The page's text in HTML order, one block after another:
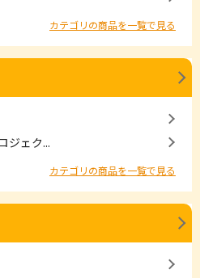
カテゴリの商品を一覧で見る
ジェク...
カテゴリの商品を一覧で見る